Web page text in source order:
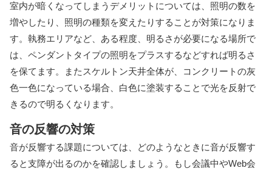
室内が暗くなってしまうデメリットについては、照明の数を
増やしたり、照明の種類を変えたりすることが対策になりま
す。執務エリアなど、ある程度、明るさが必要になる場所で
は、ペンダントタイプの照明をプラスするなどすれば明るさ
を保てます。またスケルトン天井全体が、コンクリートの灰
色一色になっている場合、白色に塗装することで光を反射で
きるので明るくなります。
音の反響の対策
音が反響する課題については、どのようなときに音が反響す
ると支障が出るのかを確認しましょう。もし会議中やWeb会